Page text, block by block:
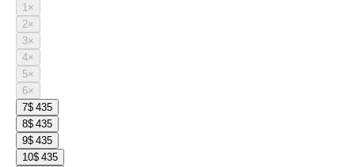
1×
2×
3×
4×
5×
6×
7$ 435
8$ 435
9$ 435
10$ 435